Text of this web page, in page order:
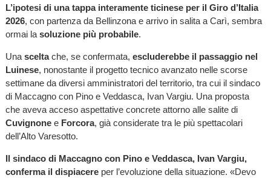
L’ipotesi di una tappa interamente ticinese per il Giro d’Italia
2026, con partenza da Bellinzona e arrivo in salita a Carì, sembra
ormai la soluzione più probabile.
Una sceltache, se confermata, escluderebbe il passaggio nel
Luinese, nonostante il progetto tecnico avanzato nelle scorse
settimane da diversi amministratori del territorio, tra cui il sindaco
di Maccagno con Pino e Veddasca, Ivan Vargiu. Una proposta
che aveva acceso aspettative concrete attorno alle salite di
Cuvignonee Forcora, già considerate tra le più spettacolari
dell’Alto Varesotto.
Il sindaco di Maccagno con Pino e Veddasca, Ivan Vargiu,
conferma il dispiacereper l’evoluzione della situazione. «Devo